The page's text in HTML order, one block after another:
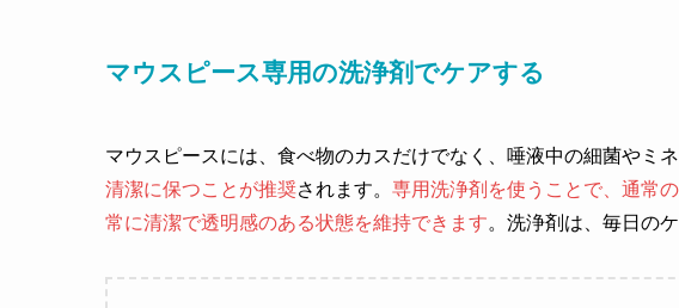
マウスピース専用の洗浄剤でケアする
マウスピースには、食べ物のカスだけでなく、唾液中の細菌やミ
清潔に保つことが推奨されます。 専用洗浄剤を使うことで、通常
常に清潔で透明感のある状態を維持できます。洗浄剤は、毎日の